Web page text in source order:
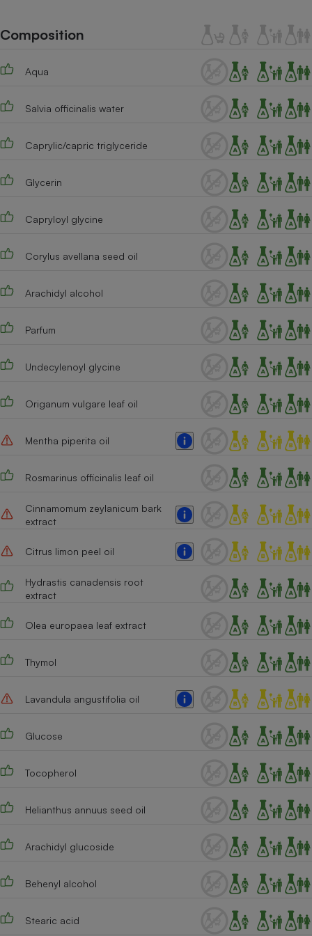
Composition
Aqua
Salvia officinalis water
Caprylic/capric triglyceride
Glycerin
Capryloyl glycine
Corylus avellana seed oil
Arachidyl alcohol
Parfum
Undecylenoyl glycine
Origanum vulgare leaf oil
Mentha piperita oil
Rosmarinus officinalis leaf oil
Cinnamomum zeylanicum bark
extract
Citrus limon peel oil
Hydrastis canadensis root
extract
Olea europaea leaf extract
Thymol
Lavandula angustifolia oil
Glucose
Tocopherol
Helianthus annuus seed oil
Arachidyl glucoside
Behenyl alcohol
Stearic acid
Plaque de cuisson à
induction
Climatiseur -
Ventilateur
Cafetière à expressos
Robot ménager
Antivirus
Climatiseur -
Ventilateur